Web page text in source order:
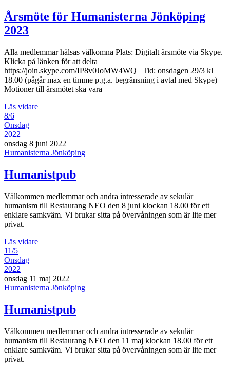
Årsmöte för Humanisterna Jönköping
2023
Alla medlemmar hälsas välkomna Plats: Digitalt årsmöte via Skype.
Klicka på länken för att delta
https://join.skype.com/IP8v0JoMW4WQ Tid: onsdagen 29/3 kl
18.00 (pågår max en timme p.g.a. begränsning i avtal med Skype)
Motioner till årsmötet ska vara
Läs vidare
8/6
Onsdag
2022
onsdag 8 juni 2022
Humanisterna Jönköping
Humanistpub
Välkommen medlemmar och andra intresserade av sekulär
humanism till Restaurang NEO den 8 juni klockan 18.00 för ett
enklare samkväm. Vi brukar sitta på övervåningen som är lite mer
privat.
Läs vidare
11/5
Onsdag
2022
onsdag 11 maj 2022
Humanisterna Jönköping
Humanistpub
Välkommen medlemmar och andra intresserade av sekulär
humanism till Restaurang NEO den 11 maj klockan 18.00 för ett
enklare samkväm. Vi brukar sitta på övervåningen som är lite mer
privat.